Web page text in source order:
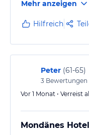
Platz für kostenfreie
sportliche Betätigung
Segeln oder einer Insel-
Hinweis: Allgemeine
lies vor der Buchung
Mehr anzeigen
Hilfreich
Peter (61-65)
3 Bewertungen
Vor 1 Monat • Verreist
Mondänes